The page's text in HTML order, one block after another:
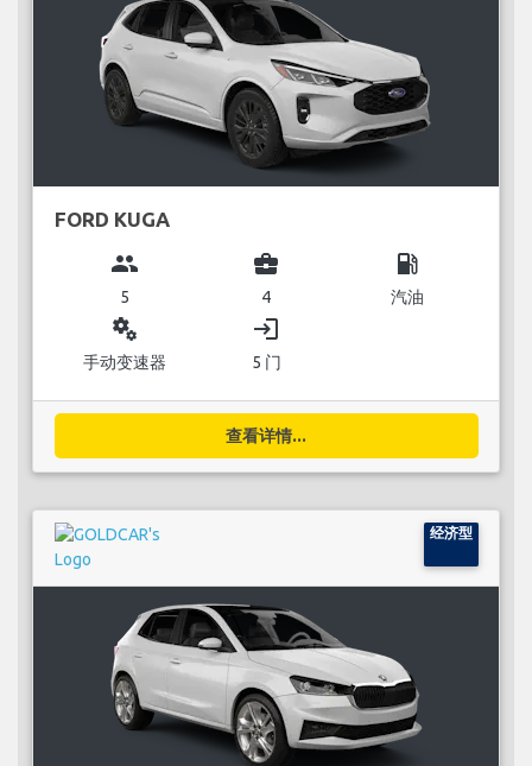
FORD KUGA
group
5
business_center
4
local_gas_station
汽油
miscellaneous_services
手动变速器
login
5 门
查看详情...
经济型